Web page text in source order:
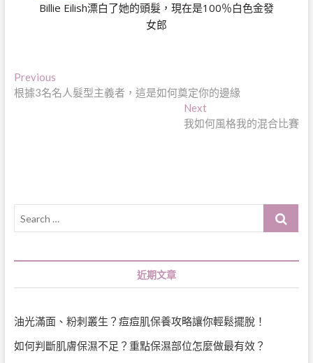
Billie Eilish漂白了她的頭髮，現在是100％白色金發
女郎
文
章
PreviousPrevious
post:
根據3名名人髮型主義者，這是如何奠定你的邊緣
NextNext
post:
我如何風格我的混合比賽
Search
近期文章
油光滿面、粉刺叢生？痘痘肌保養攻略讓你輕鬆擺脫！
如何判斷肌膚保濕不足？重點保濕部位怎麼做最有效？